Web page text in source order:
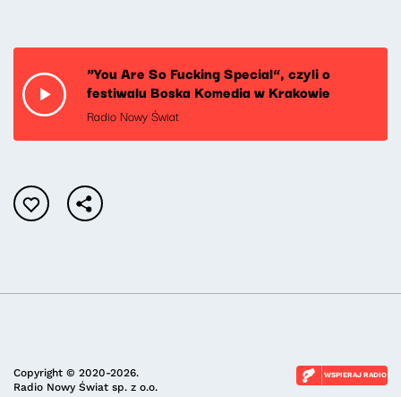
“You Are So Fucking Special”, czyli o
festiwalu Boska Komedia w Krakowie
Radio Nowy Świat
Copyright © 2020-2026.
Radio Nowy Świat sp. z o.o.
WSPIERAJ RADIO